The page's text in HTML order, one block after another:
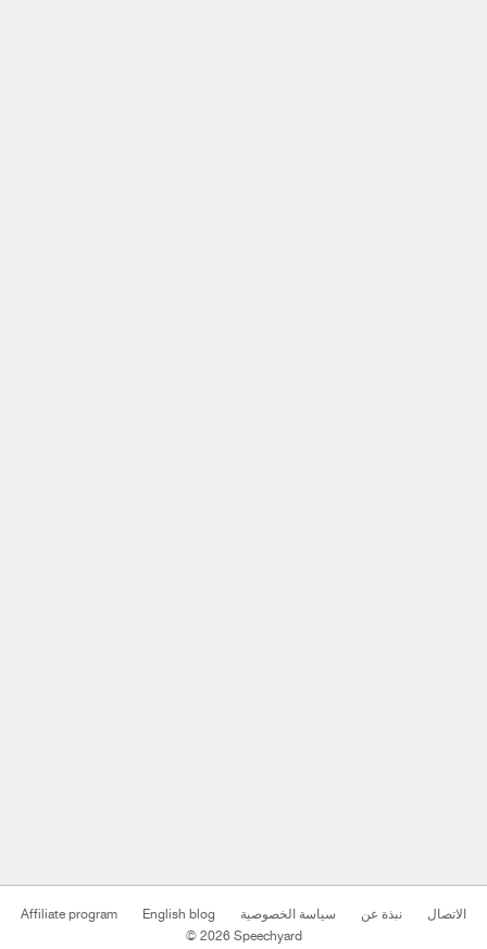
Affiliate program English blog سياسة الخصوصية نبذة عن
الاتصال
© 2026 Speechyard